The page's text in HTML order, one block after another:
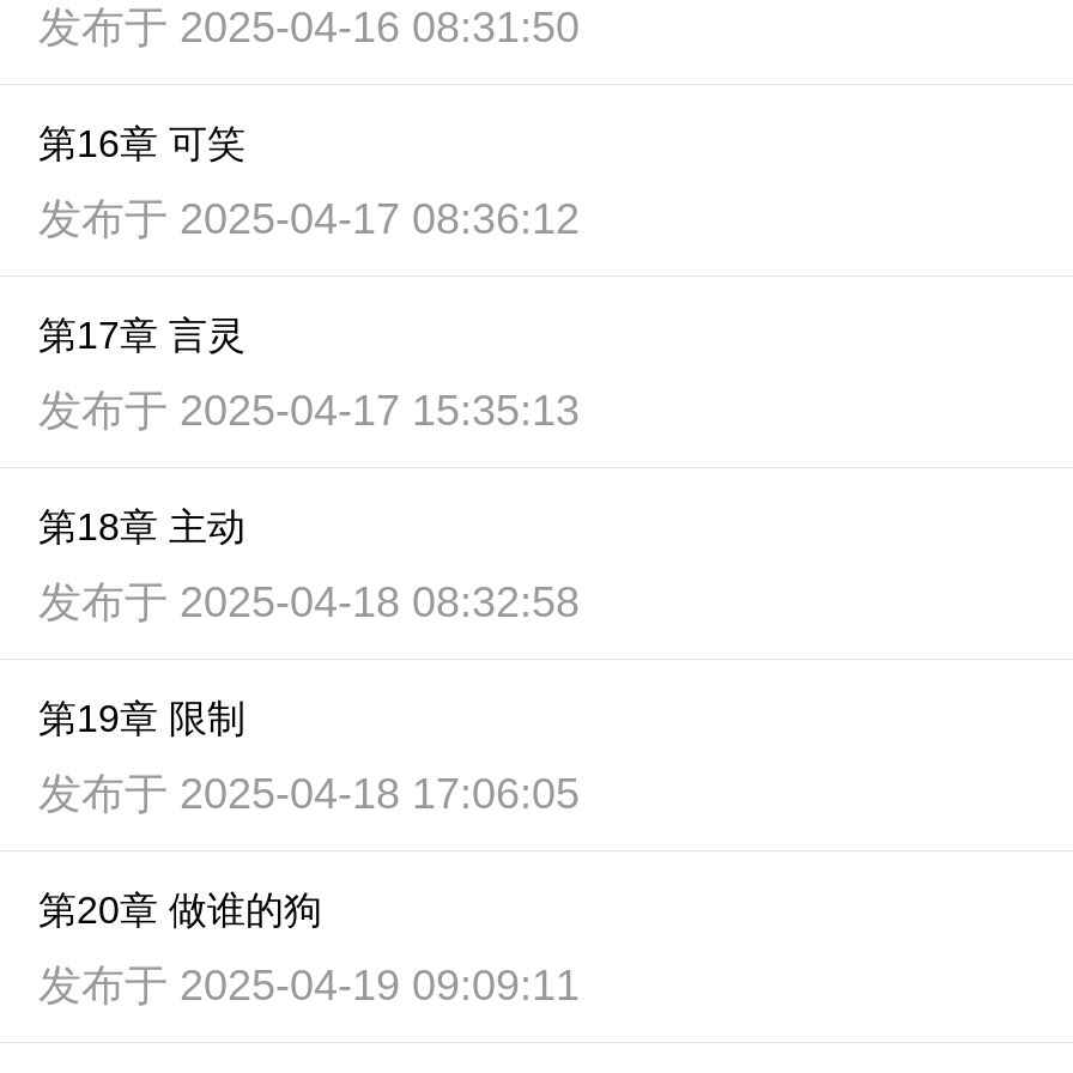
发布于 2025-04-16 08:31:50
第16章 可笑
发布于 2025-04-17 08:36:12
第17章 言灵
发布于 2025-04-17 15:35:13
第18章 主动
发布于 2025-04-18 08:32:58
第19章 限制
发布于 2025-04-18 17:06:05
第20章 做谁的狗
发布于 2025-04-19 09:09:11